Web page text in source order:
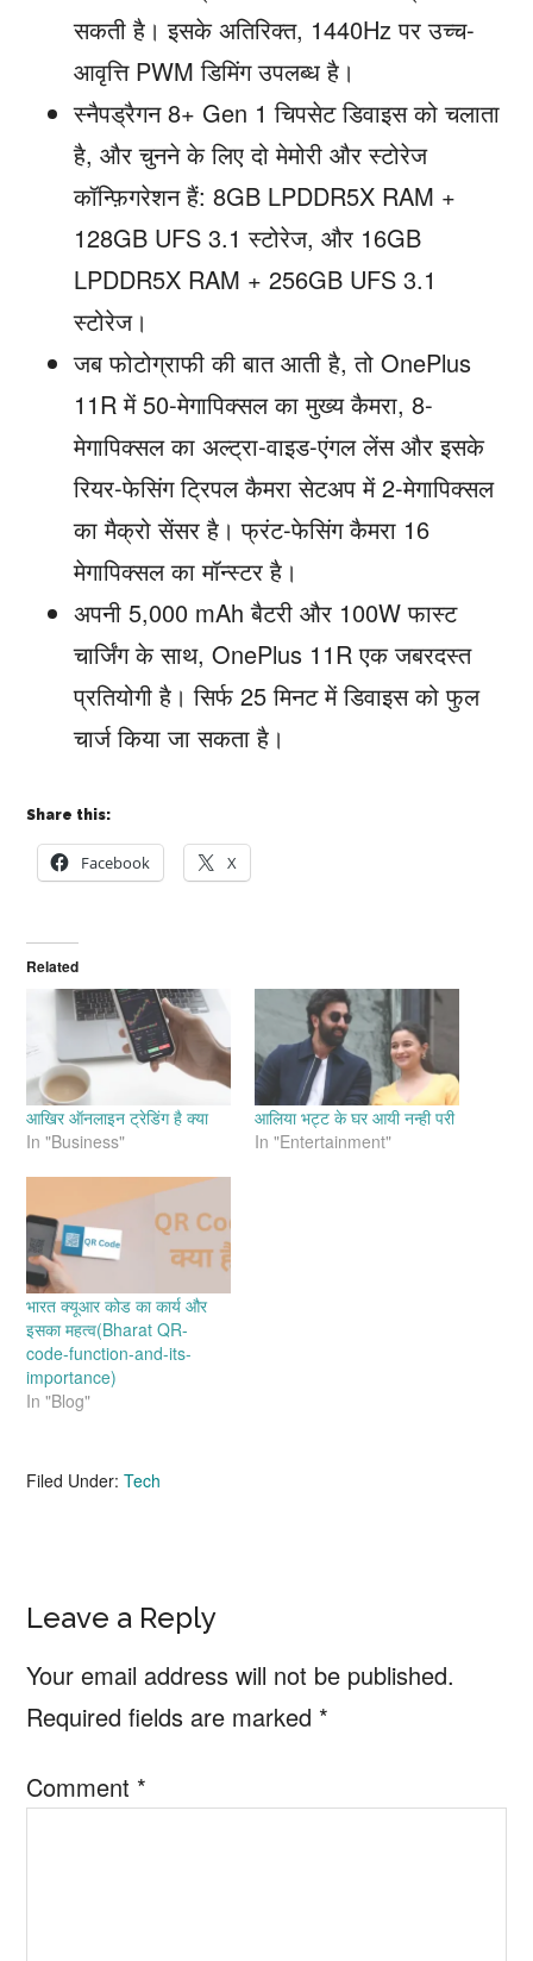
सकती है। इसके अतिरिक्त, 1440Hz पर उच्च-
आवृत्ति PWM डिमिंग उपलब्ध है।
स्नैपड्रैगन 8+ Gen 1 चिपसेट डिवाइस को चलाता
है, और चुनने के लिए दो मेमोरी और स्टोरेज
कॉन्फ़िगरेशन हैं: 8GB LPDDR5X RAM +
128GB UFS 3.1 स्टोरेज, और 16GB
LPDDR5X RAM + 256GB UFS 3.1
स्टोरेज।
जब फोटोग्राफी की बात आती है, तो OnePlus
11R में 50-मेगापिक्सल का मुख्य कैमरा, 8-
मेगापिक्सल का अल्ट्रा-वाइड-एंगल लेंस और इसके
रियर-फेसिंग ट्रिपल कैमरा सेटअप में 2-मेगापिक्सल
का मैक्रो सेंसर है। फ्रंट-फेसिंग कैमरा 16
मेगापिक्सल का मॉन्स्टर है।
अपनी 5,000 mAh बैटरी और 100W फास्ट
चार्जिंग के साथ, OnePlus 11R एक जबरदस्त
प्रतियोगी है। सिर्फ 25 मिनट में डिवाइस को फुल
चार्ज किया जा सकता है।
Share this:
Facebook X
Related
आखिर ऑनलाइन ट्रेडिंग है क्या
In "Business"
आलिया भट्ट के घर आयी नन्ही परी
In "Entertainment"
भारत क्यूआर कोड का कार्य और
इसका महत्व(Bharat QR-
code-function-and-its-
importance)
In "Blog"
Filed Under:Tech
Reader
Interactions
Leave a Reply
Your email address will not be published.
Required fields are marked *
Comment *